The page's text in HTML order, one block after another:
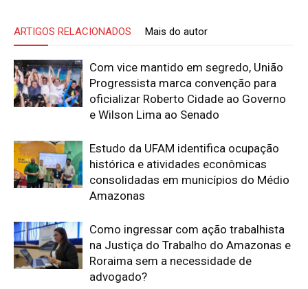
ARTIGOS RELACIONADOS Mais do autor
Com vice mantido em segredo, União
Progressista marca convenção para
oficializar Roberto Cidade ao Governo
e Wilson Lima ao Senado
Estudo da UFAM identifica ocupação
histórica e atividades econômicas
consolidadas em municípios do Médio
Amazonas
Como ingressar com ação trabalhista
na Justiça do Trabalho do Amazonas e
Roraima sem a necessidade de
advogado?